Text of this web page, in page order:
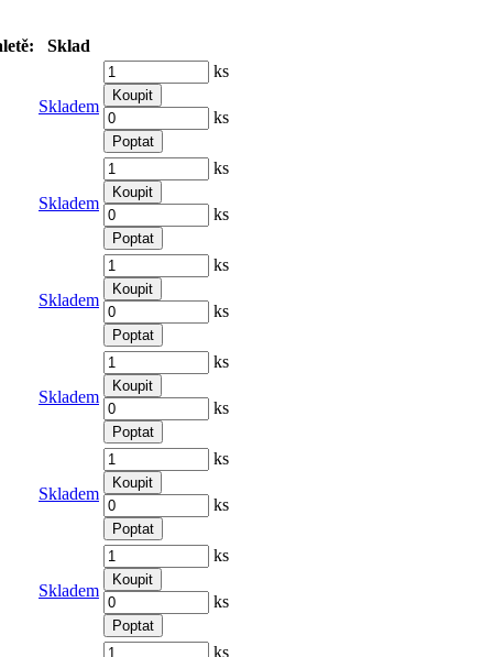
Sklad
Skladem
ks
Koupit
ks
Poptat
Skladem
ks
Koupit
ks
Poptat
Skladem
ks
Koupit
ks
Poptat
Skladem
ks
Koupit
ks
Poptat
Skladem
ks
Koupit
ks
Poptat
Skladem
ks
Koupit
ks
Poptat
ks